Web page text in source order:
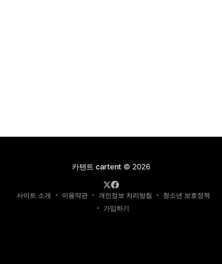
카텐트 cartent © 2026
사이트 소개 이용약관 개인정보 처리방침
청소년 보호정책
가입하기